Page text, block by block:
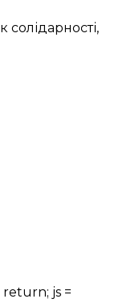
солідарності,
js =